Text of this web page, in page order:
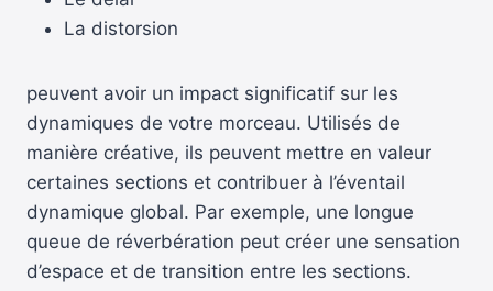
La distorsion
peuvent avoir un impact significatif sur les
dynamiques de votre morceau. Utilisés de
manière créative, ils peuvent mettre en valeur
certaines sections et contribuer à l’éventail
dynamique global. Par exemple, une longue
queue de réverbération peut créer une sensation
d’espace et de transition entre les sections.